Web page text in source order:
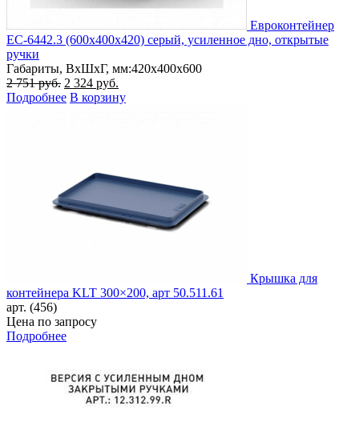
Евроконтейнер
ЕС-6442.3 (600х400х420) серый, усиленное дно, открытые
ручки
Габариты, ВxШxГ, мм:420x400x600
2 751руб. Первоначальная
цена
2 324 руб.
цена:
Подробнее В корзину
Крышка для
контейнера KLT 300×200, арт 50.511.61
арт. (456)
Цена по запросу
Подробнее